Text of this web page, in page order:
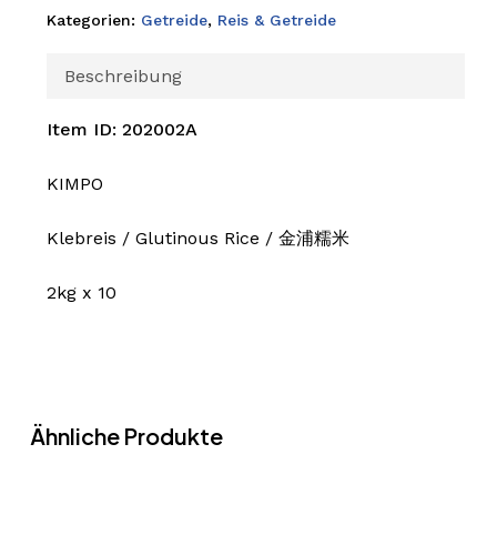
Kategorien: Getreide, Reis & Getreide
Beschreibung
Item ID: 202002A
KIMPO
Klebreis / Glutinous Rice / 金浦糯米
2kg x 10
Ähnliche Produkte